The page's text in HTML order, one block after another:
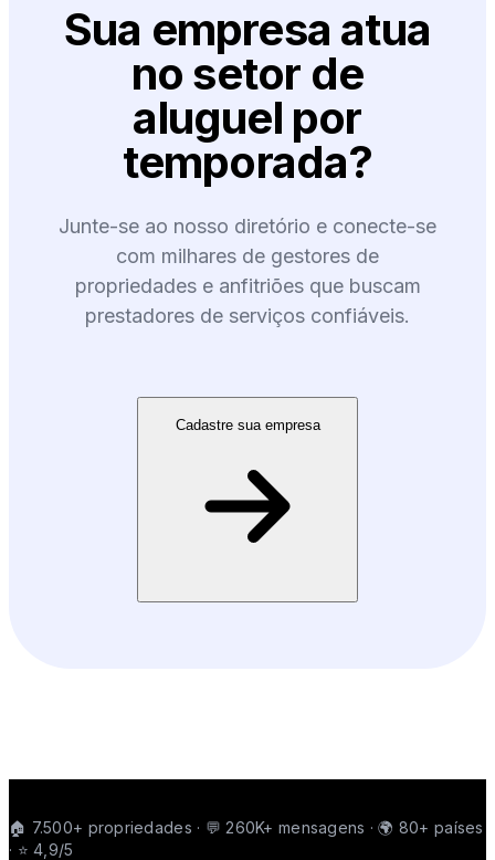
Sua empresa atua
no setor de
aluguel por
temporada?
Junte-se ao nosso diretório e conecte-se
com milhares de gestores de
propriedades e anfitriões que buscam
prestadores de serviços confiáveis.
Cadastre sua empresa
🏠 7.500+ propriedades · 💬 260K+ mensagens · 🌍 80+ países
· ⭐ 4,9/5